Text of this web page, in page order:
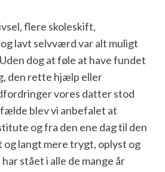
flere skoleskift,
lavt selvværd var alt muligt
dog at føle at have fundet
den rette hjælp eller
vores datter stod
blev vi anbefalet at
og fra den ene dag til den
og langt mere trygt, oplyst og
stået i alle de mange år